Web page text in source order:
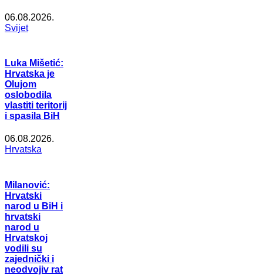
06.08.2026.
Svijet
Luka Mišetić:
Hrvatska je
Olujom
oslobodila
vlastiti teritorij
i spasila BiH
06.08.2026.
Hrvatska
Milanović:
Hrvatski
narod u BiH i
hrvatski
narod u
Hrvatskoj
vodili su
zajednički i
neodvojiv rat